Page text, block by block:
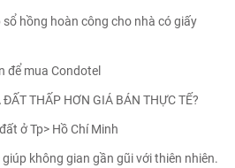
hồng hoàn công cho nhà có giấy
để mua Condotel
THẤP HƠN GIÁ BÁN THỰC TẾ?
ở Tp> Hồ Chí Minh
không gian gần gũi với thiên nhiên.